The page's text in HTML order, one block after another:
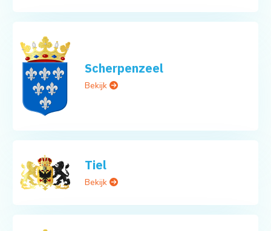
Scherpenzeel
Bekijk
Tiel
Bekijk